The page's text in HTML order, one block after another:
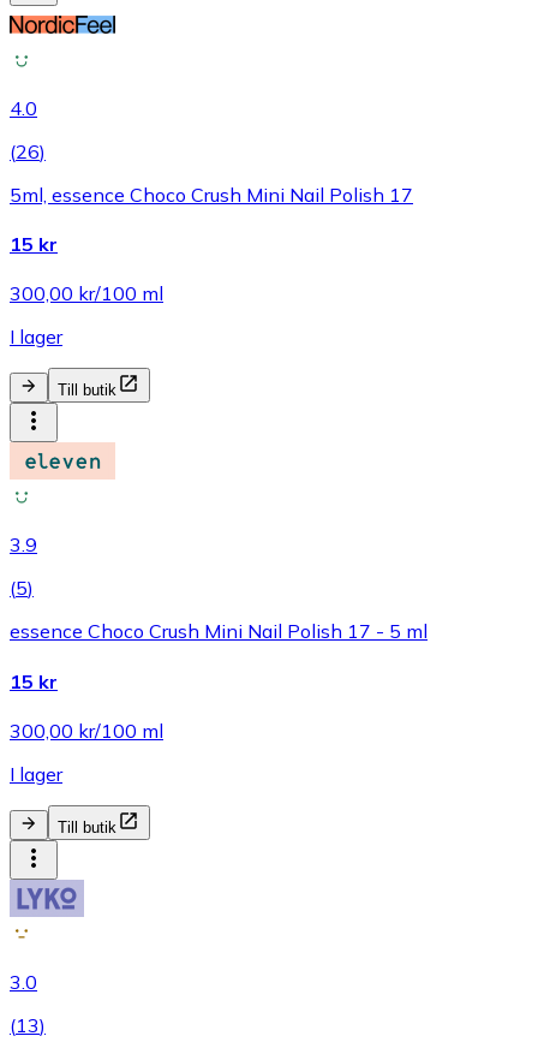
4.0
(26)
5ml, essence Choco Crush Mini Nail Polish 17
15 kr
300,00 kr/100 ml
I lager
Till butik
3.9
(5)
essence Choco Crush Mini Nail Polish 17 - 5 ml
15 kr
300,00 kr/100 ml
I lager
Till butik
3.0
(13)